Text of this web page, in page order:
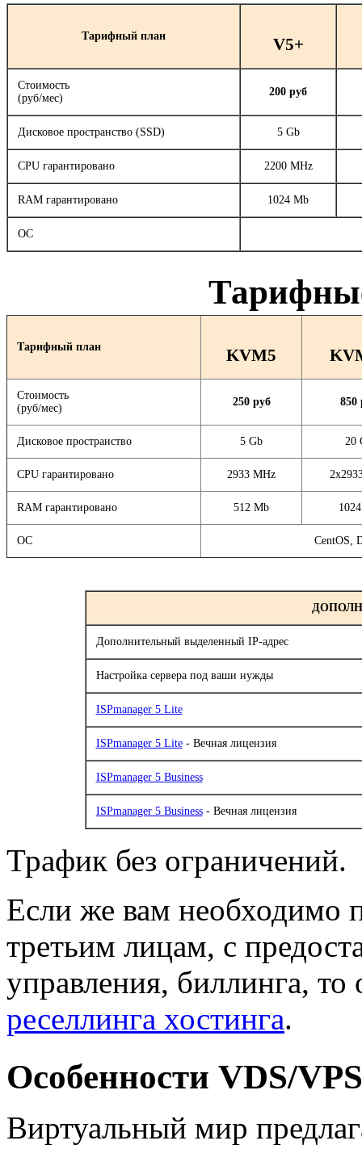
Тарифный план V5+
Стоимость
(руб/мес)
200 руб
Дисковое пространство (SSD) 5 Gb
CPU гарантировано 2200 MHz
RAM гарантировано 1024 Mb
ОС
Тарифный план KVM5
Стоимость
(руб/мес)
250 руб 850
Дисковое пространство 5 Gb 20
CPU гарантировано 2933 MHz
RAM гарантировано 512 Mb
ОС CentOS,
Дополнительный выделенный IP-адрес
Настройка сервера под ваши нужды
ISPmanager 5 Lite
ISPmanager 5 Lite- Вечная лицензия
ISPmanager 5 Business
ISPmanager 5 Business- Вечная лицензия
Трафик без ограничений.
Если же вам необходимо
третьим лицам, с
управления, биллинга,
реселлинга хостинга.
Особенности VDS/VPS
Виртуальный мир